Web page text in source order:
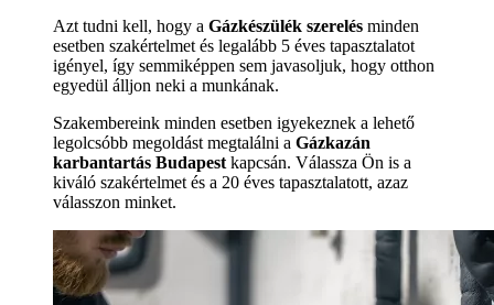
Azt tudni kell, hogy a Gázkészülék szerelés minden
esetben szakértelmet és legalább 5 éves tapasztalatot
igényel, így semmiképpen sem javasoljuk, hogy otthon
egyedül álljon neki a munkának.
Szakembereink minden esetben igyekeznek a lehető
legolcsóbb megoldást megtalálni a Gázkazán
karbantartás Budapest kapcsán. Válassza Ön is a
kiváló szakértelmet és a 20 éves tapasztalatott, azaz
válasszon minket.